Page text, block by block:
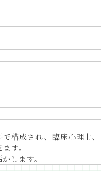
大府キャンパス
学科 大府キャンパス
境学研究
岡崎
松山道後キャンパス
学科
松山道後
で構成され、 臨床心理士、
す。
かします。